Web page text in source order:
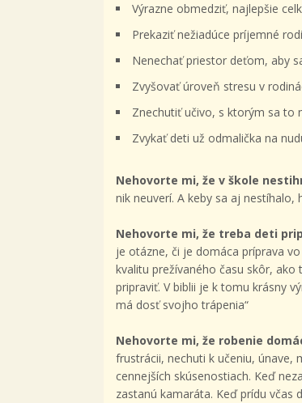
Výrazne obmedziť, najlepšie
Prekaziť nežiadúce príjemné
Nenechať priestor deťom, aby
Zvyšovať úroveň stresu v
Znechutiť učivo, s ktorým sa to
Zvykať deti už odmalička na
Nehovorte mi, že v škole
nik neuverí. A keby sa aj
Nehovorte mi, že treba deti
je otázne, či je domáca príprava
kvalitu prežívaného času skôr,
pripraviť. V biblii je k tomu krásny
má dosť svojho trápenia“
Nehovorte mi, že robenie
frustrácii, nechuti k učeniu, únave,
cennejších skúsenostiach. Keď
zastanú kamaráta. Keď prídu včas